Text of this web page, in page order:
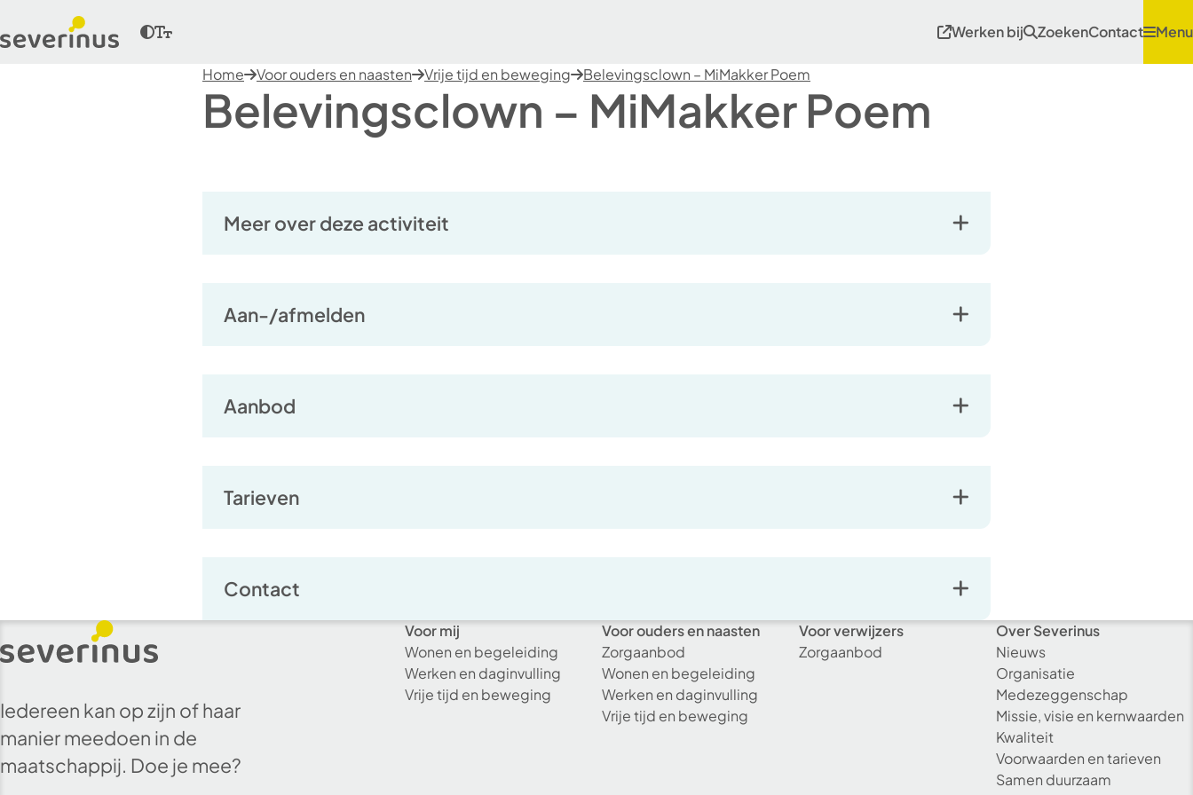
Werken bij ZoekenContact Menu
Home Voor ouders en naasten Vrije tijd en beweging Belevingsclown – MiMakker Poem
Belevingsclown – MiMakker Poem
Meer over deze activiteit
Aan-/afmelden
Aanbod
Tarieven
Contact
Iedereen kan op zijn of haar
manier meedoen in de
maatschappij. Doe je mee?
Voor mij
Wonen en begeleiding
Werken en daginvulling
Vrije tijd en beweging
Voor ouders en naasten
Zorgaanbod
Wonen en begeleiding
Werken en daginvulling
Vrije tijd en beweging
Voor verwijzers
Zorgaanbod
Over Severinus
Nieuws
Organisatie
Medezeggenschap
Missie, visie en kernwaarden
Kwaliteit
Voorwaarden en tarieven
Samen duurzaam